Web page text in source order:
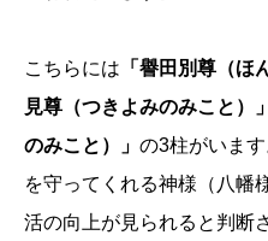
こちらには 「譽田別尊（ほ
見尊（つきよみのみこと）
のみこと）」 の3柱がいま
を守ってくれる神様（八幡
活の向上が見られると判断